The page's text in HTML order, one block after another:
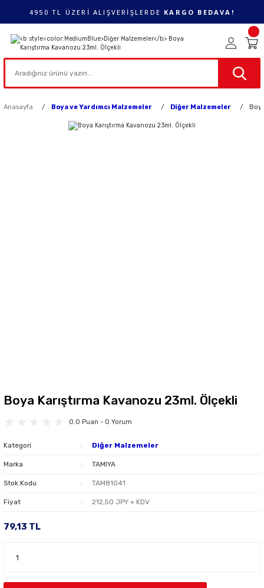
4950 TL ÜZERİ ALIŞVERİŞLERDE KARGO BEDAVA!
Anasayfa Boya ve Yardımcı Malzemeler Diğer Malzemeler
Boya Karıştırma Kavanozu 23ml. Ölçekli
0.0 Puan - 0 Yorum
Kategori Diğer Malzemeler
Marka TAMIYA
Stok Kodu TAM81041
Fiyat 212,50 JPY + KDV
79,13 TL